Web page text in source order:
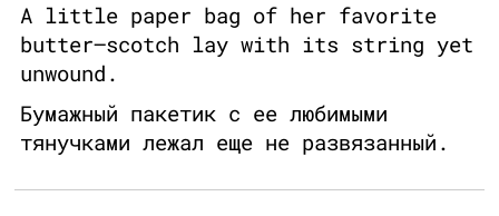
A little paper bag of her favorite
butter–scotch lay with its string yet
unwound.
Бумажный пакетик с ее любимыми
тянучками лежал еще не развязанный.